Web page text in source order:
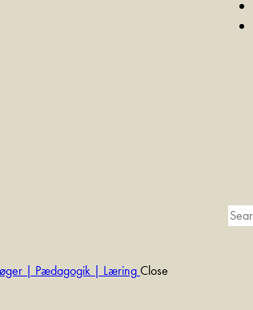
| Pædagogik | LæringClose